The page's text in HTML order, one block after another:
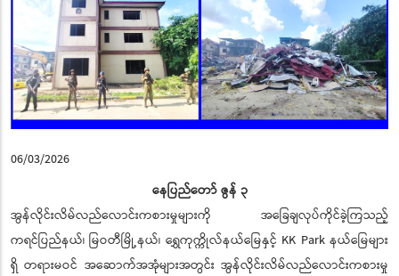
06/03/2026
နေပြည်တော် ဇွန် ၃
အွန်လိုင်းလိမ်လည်လောင်းကစားမှုများကို အခြေချလုပ်ကိုင်ခဲ့ကြသည့်
ကရင်ပြည်နယ်၊ မြဝတီမြို့နယ်၊ ရွှေကုက္ကိုလ်နယ်မြေနှင့် KK Park နယ်မြေများ
ရှိ တရားမဝင် အဆောက်အအုံများအတွင်း အွန်လိုင်းလိမ်လည်လောင်းကစားမှု